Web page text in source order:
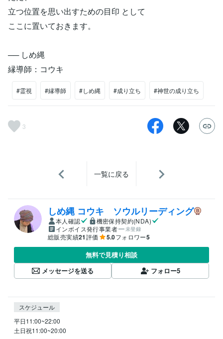
立つ位置を思い出すための目印 として
ここに置いておきます。
── しめ縄
縁導師：コウキ
#霊視 #縁導師 #しめ縄 #成り立ち #神世の成り立ち
3
一覧に戻る
しめ縄 コウキ ソウルリーディング
本人確認
機密保持契約(NDA)
インボイス発行事業者
未登録
総販売実績21評価 5.0フォロワー5
無料で見積り相談
メッセージを送る
フォロー5
スケジュール
平日11:00~22:00
土日祝11:00~20:00